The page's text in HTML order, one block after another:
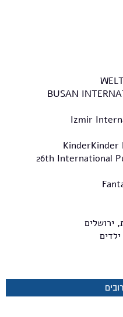
BUSAN
Izmir
KinderKinder
26th International
ירושלים